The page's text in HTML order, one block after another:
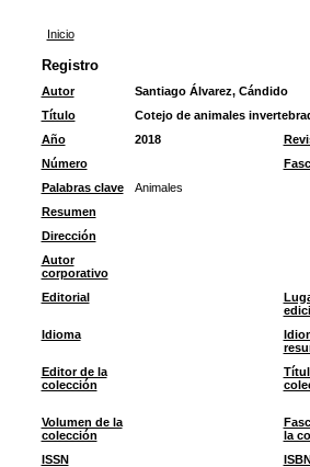
Inicio
Registro
Autor
Santiago Álvarez, Cándido
Título
Cotejo de animales
Año
2018
Número
Palabras clave
Animales
Resumen
Dirección
Autor
corporativo
Editorial
Idioma
Editor de la
colección
Volumen de la
colección
la
ISSN